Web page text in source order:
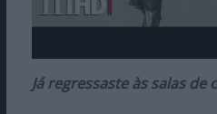
Já regressaste às salas de